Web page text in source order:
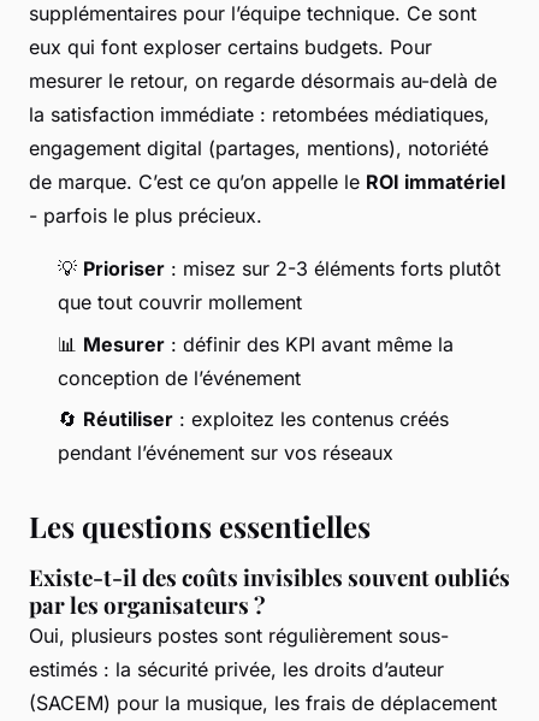
supplémentaires pour l’équipe technique. Ce sont
eux qui font exploser certains budgets. Pour
mesurer le retour, on regarde désormais au-delà de
la satisfaction immédiate : retombées médiatiques,
engagement digital (partages, mentions), notoriété
de marque. C’est ce qu’on appelle le ROI immatériel
- parfois le plus précieux.
💡 Prioriser : misez sur 2-3 éléments forts plutôt
que tout couvrir mollement
📊 Mesurer : définir des KPI avant même la
conception de l’événement
🔄 Réutiliser : exploitez les contenus créés
pendant l’événement sur vos réseaux
Les questions essentielles
Existe-t-il des coûts invisibles souvent oubliés
par les organisateurs ?
Oui, plusieurs postes sont régulièrement sous-
estimés : la sécurité privée, les droits d’auteur
(SACEM) pour la musique, les frais de déplacement